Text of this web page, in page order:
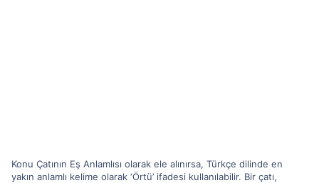
Konu Çatının Eş Anlamlısı olarak ele alınırsa, Türkçe dilinde en
yakın anlamlı kelime olarak ‘Örtü’ ifadesi kullanılabilir. Bir çatı,